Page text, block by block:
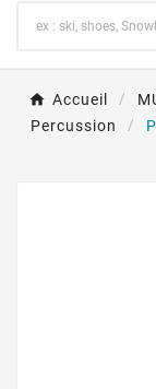
Accueil
Percussion